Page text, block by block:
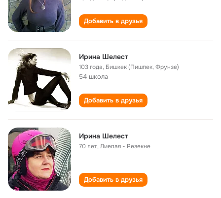
Добавить в друзья
Ирина Шелест
103 года, Бишкек (Пишпек, Фрунзе)
54 школа
Добавить в друзья
Ирина Шелест
70 лет,Лиепая - Резекне
Добавить в друзья